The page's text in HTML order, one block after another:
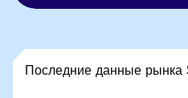
Последние данные